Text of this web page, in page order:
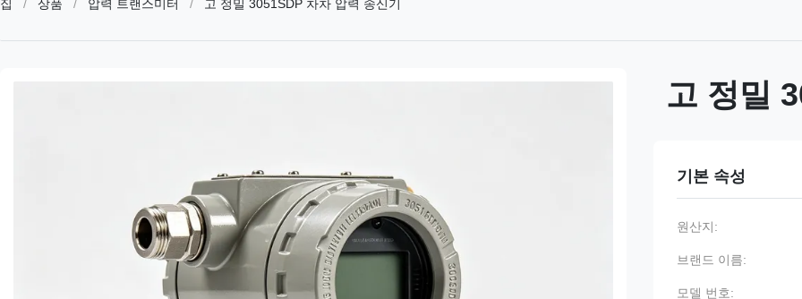
집 / 상품 / 압력 트랜스미터 / 고 정밀 3051SDP 차차 압력 송신기
고 정밀
기본 속성
원산지:
브랜드 이름:
모델 번호: